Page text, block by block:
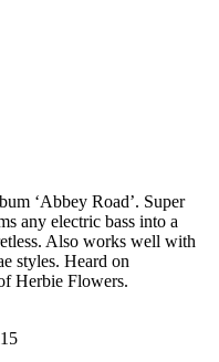
‘Abbey Road’. Super
any electric bass into a
Also works well with
styles. Heard on
Herbie Flowers.